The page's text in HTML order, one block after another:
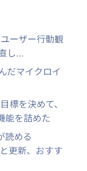
ーザー行動観
し...
だマイクロイ
標を決めて、
能を詰めた
読める
更新、おすす